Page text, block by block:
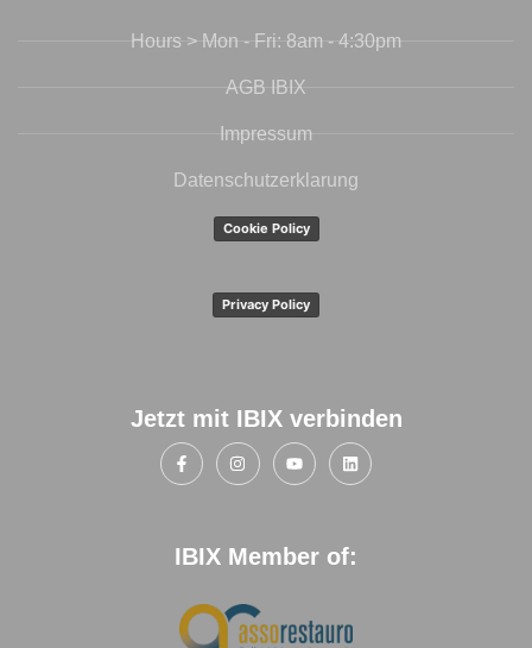
Hours > Mon - Fri: 8am - 4:30pm
AGB IBIX
Impressum
Datenschutzerklarung
Cookie Policy
Privacy Policy
Jetzt mit IBIX verbinden
IBIX Member of: